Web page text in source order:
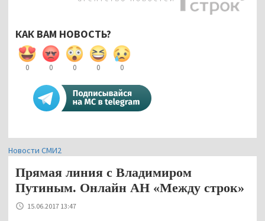
КАК ВАМ НОВОСТЬ?
0 0 0 0 0
Новости СМИ2
Прямая линия с Владимиром
Путиным. Онлайн АН «Между строк»
15.06.2017 13:47